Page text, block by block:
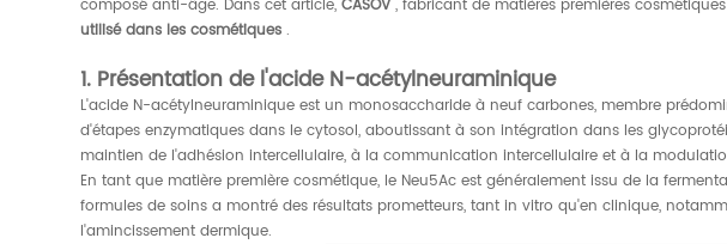
composé anti-âge. Dans cet article,CASOV, fabricant de matières premières
utilisé dans les cosmétiques .
1. Présentation de l'acide N-acétylneuraminique
L'acide N-acétylneuraminique est un monosaccharide à neuf carbones, membre
d'étapes enzymatiques dans le cytosol, aboutissant à son intégration dans les
maintien de l'adhésion intercellulaire, à la communication intercellulaire et à la
En tant que matière première cosmétique, le Neu5Ac est généralement issu de la
formules de soins a montré des résultats prometteurs, tant in vitro qu'en clinique,
l'amincissement dermique.